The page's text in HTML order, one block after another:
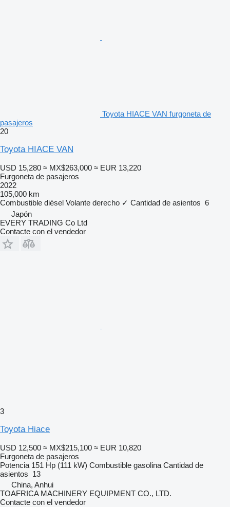
Toyota HIACE VAN furgoneta de
pasajeros
20
Toyota HIACE VAN
USD 15,280 ≈ MX$263,000 ≈ EUR 13,220
Furgoneta de pasajeros
2022
105,000 km
Combustible diésel Volante derecho ✓ Cantidad de asientos 6
Japón
EVERY TRADING Co Ltd
Contacte con el vendedor
3
Toyota Hiace
USD 12,500 ≈ MX$215,100 ≈ EUR 10,820
Furgoneta de pasajeros
Potencia 151 Hp (111 kW) Combustible gasolina Cantidad de
asientos 13
China, Anhui
TOAFRICA MACHINERY EQUIPMENT CO., LTD.
Contacte con el vendedor